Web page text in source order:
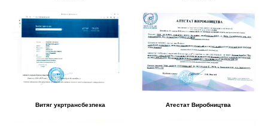
Витяг укртрансбезпека Атестат Виробництва